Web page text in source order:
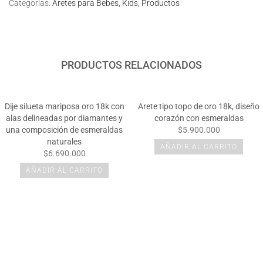
Categorías: Aretes para Bebes Kids Productos
PRODUCTOS RELACIONADOS
Dije silueta mariposa oro 18k con
alas delineadas por diamantes y
una composición de esmeraldas
naturales
$6.690.000
AÑADIR AL CARRITO
Arete tipo topo de oro 18k, diseño
corazón con esmeraldas
$5.900.000
AÑADIR AL CARRITO